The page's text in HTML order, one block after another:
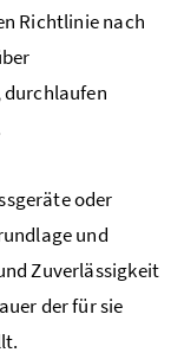
Richtlinie nach
oder
und
Zuverlässigkeit
der für sie